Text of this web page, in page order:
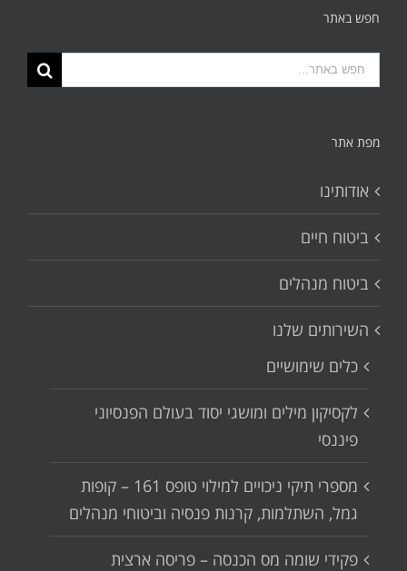
חפש באתר
תוצאות
החיפוש
מפת אתר
אודותינו
ביטוח חיים
ביטוח מנהלים
השירותים שלנו
כלים שימושיים
לקסיקון מילים ומושגי יסוד בעולם הפנסיוני
פיננסי
מספרי תיקי ניכויים למילוי טופס 161 – קופות
גמל, השתלמות, קרנות פנסיה וביטוחי מנהלים
פקידי שומה מס הכנסה – פריסה ארצית